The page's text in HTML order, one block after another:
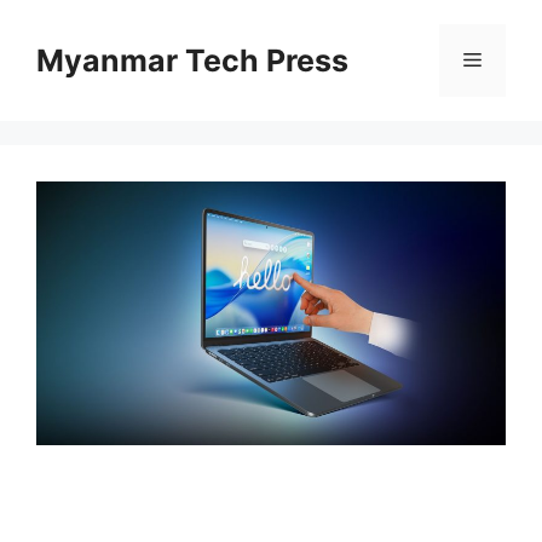
contentMyanmar Tech Press Menu